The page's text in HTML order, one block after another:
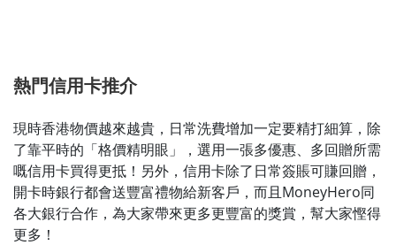
熱門信用卡推介
現時香港物價越來越貴，日常洗費增加一定要精打細算，除
了靠平時的「格價精明眼」，選用一張多優惠、多回贈所需
嘅信用卡買得更抵！另外，信用卡除了日常簽賬可賺回贈，
開卡時銀行都會送豐富禮物給新客戶，而且MoneyHero同
各大銀行合作，為大家帶來更多更豐富的獎賞，幫大家慳得
更多！